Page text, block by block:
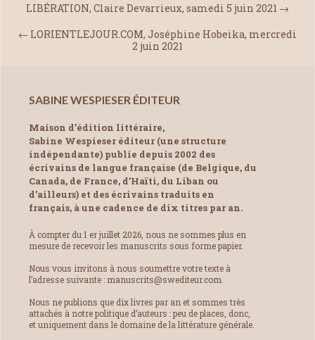
LIBÉRATION, Claire Devarrieux, samedi 5 juin 2021 →
← LORIENTLEJOUR.COM, Joséphine Hobeika, mercredi
2 juin 2021
SABINE WESPIESER ÉDITEUR
Maison d’édition littéraire,
Sabine Wespieser éditeur (une structure
indépendante) publie depuis 2002 des
écrivains de langue française (de Belgique, du
Canada, de France, d’Haïti, du Liban ou
d’ailleurs) et des écrivains traduits en
français, à une cadence de dix titres par an.
À compter du 1 er juillet 2026, nous ne sommes plus en
mesure de recevoir les manuscrits sous forme papier.
Nous vous invitons à nous soumettre votre texte à
l’adresse suivante : manuscrits@swediteur.com.
Nous ne publions que dix livres par an et sommes très
attachés à notre politique d’auteurs : peu de places, donc,
et uniquement dans le domaine de la littérature générale.